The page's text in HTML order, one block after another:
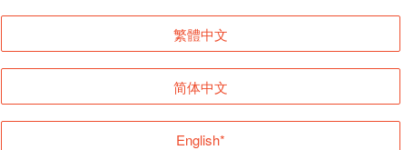
登入
返回首頁
繁體中文
简体中文
English*